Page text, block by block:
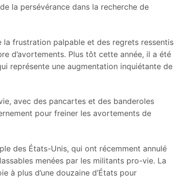
la persévérance dans la recherche de
la frustration palpable et des regrets ressentis
d’avortements. Plus tôt cette année, il a été
représente une augmentation inquiétante de
avec des pancartes et des banderoles
pour freiner les avortements de
des États-Unis, qui ont récemment annulé
menées par les militants pro-vie. La
à plus d’une douzaine d’États pour